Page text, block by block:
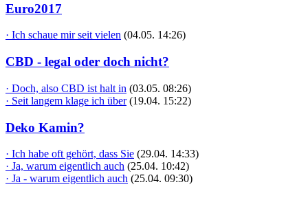
Euro2017
· Ich schaue mir seit vielen (04.05. 14:26)
CBD - legal oder doch nicht?
· Doch, also CBD ist halt in (03.05. 08:26)
· Seit langem klage ich über (19.04. 15:22)
Deko Kamin?
· Ich habe oft gehört, dass Sie (29.04. 14:33)
· Ja, warum eigentlich auch (25.04. 10:42)
· Ja - warum eigentlich auch (25.04. 09:30)